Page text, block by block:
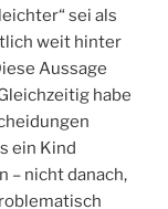
sei als
weit hinter
Aussage
habe
ein Kind
– nicht danach,